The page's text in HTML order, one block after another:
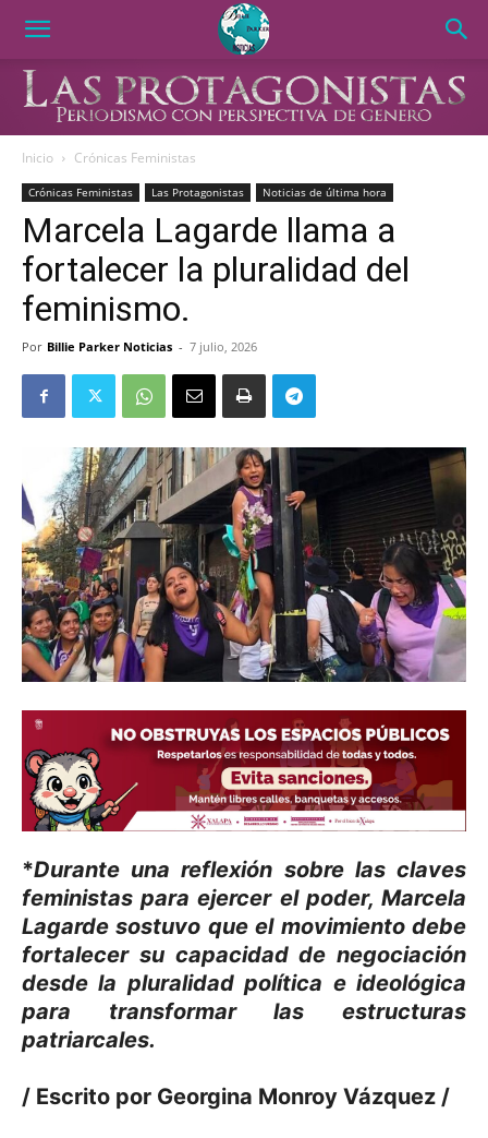
Inicio Crónicas Feministas
Crónicas Feministas Las Protagonistas Noticias de última hora
Marcela Lagarde llama a
fortalecer la pluralidad del
feminismo.
Por Billie Parker Noticias - 7 julio, 2026
*Durante una reflexión sobre las claves
feministas para ejercer el poder, Marcela
Lagarde sostuvo que el movimiento debe
fortalecer su capacidad de negociación
desde la pluralidad política e ideológica
para transformar las estructuras
patriarcales.
/ Escrito por Georgina Monroy Vázquez /